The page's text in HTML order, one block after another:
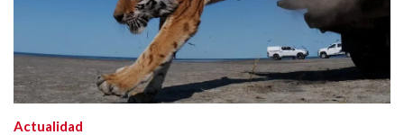
Actualidad